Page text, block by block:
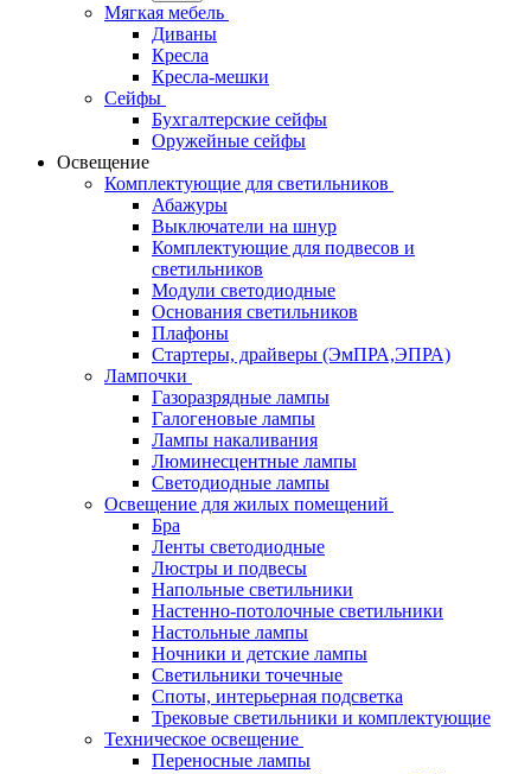
Мягкая мебель
Диваны
Кресла
Кресла-мешки
Сейфы
Бухгалтерские сейфы
Оружейные сейфы
Освещение
Комплектующие для светильников
Абажуры
Выключатели на шнур
Комплектующие для подвесов и
светильников
Модули светодиодные
Основания светильников
Плафоны
Стартеры, драйверы (ЭмПРА,ЭПРА)
Лампочки
Газоразрядные лампы
Галогеновые лампы
Лампы накаливания
Люминесцентные лампы
Светодиодные лампы
Освещение для жилых помещений
Бра
Ленты светодиодные
Люстры и подвесы
Напольные светильники
Настенно-потолочные светильники
Настольные лампы
Ночники и детские лампы
Светильники точечные
Споты, интерьерная подсветка
Трековые светильники и комплектующие
Техническое освещение
Переносные лампы